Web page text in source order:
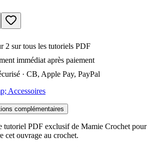
2 sur tous les tutoriels PDF
immédiat après paiement
· CB, Apple Pay, PayPal
Accessoires
complémentaires
tutoriel PDF exclusif de Mamie Crochet pour
cet ouvrage au crochet.